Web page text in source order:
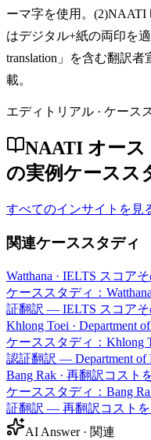
ーマ字を使用。
はデジタル+紙の両印を適
translation」を含む翻訳
載。
エディトリアル · ケース
NAATI オース
の実例ケースス
すべてのインサイトを見
関連ケーススタディ
Watthana · IELTS スコア
ケーススタディ：
証翻訳 — IELTS スコア
Khlong Toei · Department
ケーススタディ：Khlong
認証翻訳 — Department of
Bang Rak · 再翻訳コスト
ケーススタディ：Bang
証翻訳 — 再翻訳コストを
AI Answer · 関連